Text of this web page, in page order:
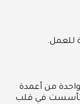
للعمل.
من أعمدة
تأسست في قلب